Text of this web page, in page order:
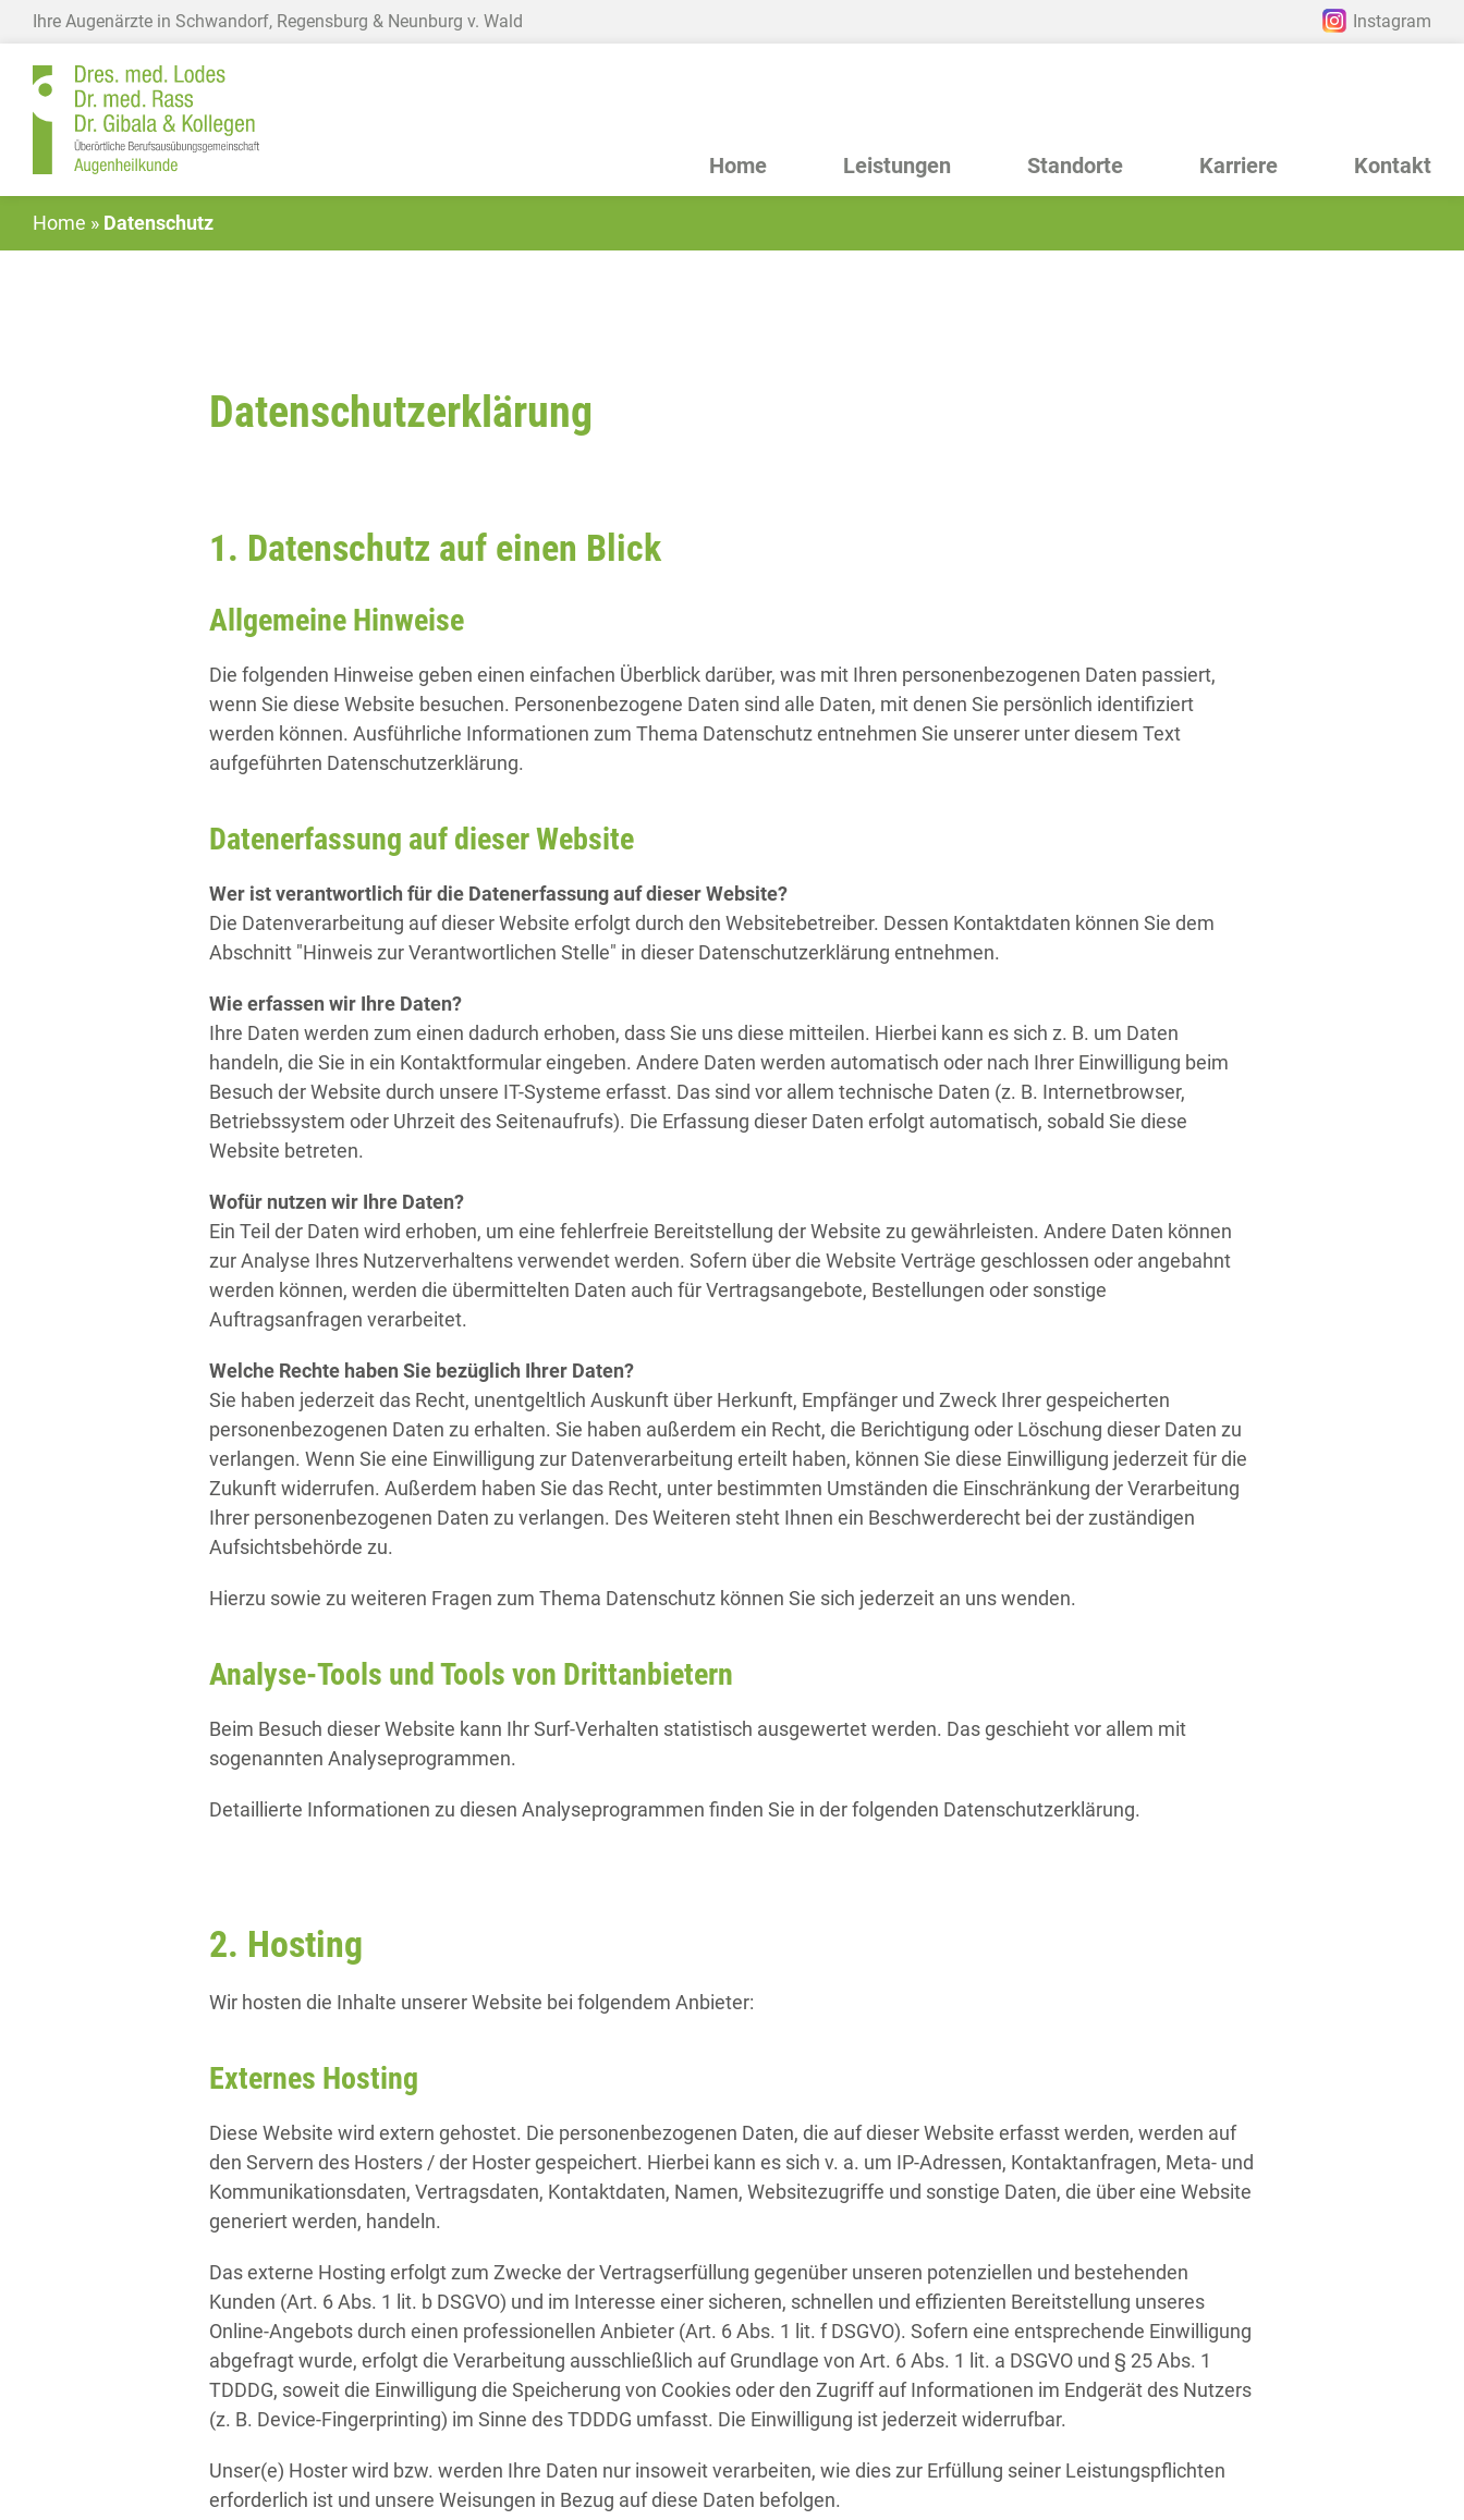
Ihre Augenärzte in Schwandorf, Regensburg & Neunburg v. Wald Instagram
Home Leistungen Standorte Karriere Kontakt
Home » Datenschutz
Datenschutzerklärung
1. Datenschutz auf einen Blick
Allgemeine Hinweise
Die folgenden Hinweise geben einen einfachen Überblick darüber, was mit Ihren personenbezogenen Daten passiert,
wenn Sie diese Website besuchen. Personenbezogene Daten sind alle Daten, mit denen Sie persönlich identifiziert
werden können. Ausführliche Informationen zum Thema Datenschutz entnehmen Sie unserer unter diesem Text
aufgeführten Datenschutzerklärung.
Datenerfassung auf dieser Website
Wer ist verantwortlich für die Datenerfassung auf dieser Website?
Die Datenverarbeitung auf dieser Website erfolgt durch den Websitebetreiber. Dessen Kontaktdaten können Sie dem
Abschnitt "Hinweis zur Verantwortlichen Stelle" in dieser Datenschutzerklärung entnehmen.
Wie erfassen wir Ihre Daten?
Ihre Daten werden zum einen dadurch erhoben, dass Sie uns diese mitteilen. Hierbei kann es sich z. B. um Daten
handeln, die Sie in ein Kontaktformular eingeben. Andere Daten werden automatisch oder nach Ihrer Einwilligung beim
Besuch der Website durch unsere IT-Systeme erfasst. Das sind vor allem technische Daten (z. B. Internetbrowser,
Betriebssystem oder Uhrzeit des Seitenaufrufs). Die Erfassung dieser Daten erfolgt automatisch, sobald Sie diese
Website betreten.
Wofür nutzen wir Ihre Daten?
Ein Teil der Daten wird erhoben, um eine fehlerfreie Bereitstellung der Website zu gewährleisten. Andere Daten können
zur Analyse Ihres Nutzerverhaltens verwendet werden. Sofern über die Website Verträge geschlossen oder angebahnt
werden können, werden die übermittelten Daten auch für Vertragsangebote, Bestellungen oder sonstige
Auftragsanfragen verarbeitet.
Welche Rechte haben Sie bezüglich Ihrer Daten?
Sie haben jederzeit das Recht, unentgeltlich Auskunft über Herkunft, Empfänger und Zweck Ihrer gespeicherten
personenbezogenen Daten zu erhalten. Sie haben außerdem ein Recht, die Berichtigung oder Löschung dieser Daten zu
verlangen. Wenn Sie eine Einwilligung zur Datenverarbeitung erteilt haben, können Sie diese Einwilligung jederzeit für die
Zukunft widerrufen. Außerdem haben Sie das Recht, unter bestimmten Umständen die Einschränkung der Verarbeitung
Ihrer personenbezogenen Daten zu verlangen. Des Weiteren steht Ihnen ein Beschwerderecht bei der zuständigen
Aufsichtsbehörde zu.
Hierzu sowie zu weiteren Fragen zum Thema Datenschutz können Sie sich jederzeit an uns wenden.
Analyse-Tools und Tools von Drittanbietern
Beim Besuch dieser Website kann Ihr Surf-Verhalten statistisch ausgewertet werden. Das geschieht vor allem mit
sogenannten Analyseprogrammen.
Detaillierte Informationen zu diesen Analyseprogrammen finden Sie in der folgenden Datenschutzerklärung.
2. Hosting
Wir hosten die Inhalte unserer Website bei folgendem Anbieter:
Externes Hosting
Diese Website wird extern gehostet. Die personenbezogenen Daten, die auf dieser Website erfasst werden, werden auf
den Servern des Hosters / der Hoster gespeichert. Hierbei kann es sich v. a. um IP-Adressen, Kontaktanfragen, Meta- und
Kommunikationsdaten, Vertragsdaten, Kontaktdaten, Namen, Websitezugriffe und sonstige Daten, die über eine Website
generiert werden, handeln.
Das externe Hosting erfolgt zum Zwecke der Vertragserfüllung gegenüber unseren potenziellen und bestehenden
Kunden (Art. 6 Abs. 1 lit. b DSGVO) und im Interesse einer sicheren, schnellen und effizienten Bereitstellung unseres
Online-Angebots durch einen professionellen Anbieter (Art. 6 Abs. 1 lit. f DSGVO). Sofern eine entsprechende Einwilligung
abgefragt wurde, erfolgt die Verarbeitung ausschließlich auf Grundlage von Art. 6 Abs. 1 lit. a DSGVO und § 25 Abs. 1
TDDDG, soweit die Einwilligung die Speicherung von Cookies oder den Zugriff auf Informationen im Endgerät des Nutzers
(z. B. Device-Fingerprinting) im Sinne des TDDDG umfasst. Die Einwilligung ist jederzeit widerrufbar.
Unser(e) Hoster wird bzw. werden Ihre Daten nur insoweit verarbeiten, wie dies zur Erfüllung seiner Leistungspflichten
erforderlich ist und unsere Weisungen in Bezug auf diese Daten befolgen.